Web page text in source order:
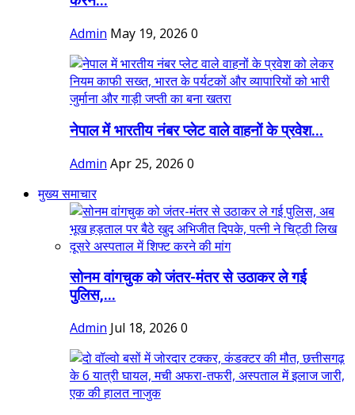
Admin May 19, 2026 0
नेपाल में भारतीय नंबर प्लेट वाले वाहनों के प्रवेश...
Admin Apr 25, 2026 0
मुख्य समाचार
सोनम वांगचुक को जंतर-मंतर से उठाकर ले गई
पुलिस,...
Admin Jul 18, 2026 0